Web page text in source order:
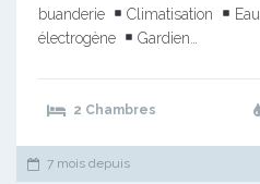
buanderie
Climatisation
électrogène
Gardien…
2 Chambres
7 mois depuis